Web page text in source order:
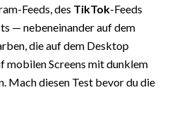
Feeds, des TikTok-Feeds
— nebeneinander auf dem
die auf dem Desktop
mobilen Screens mit dunklem
Mach diesen Test bevor du die